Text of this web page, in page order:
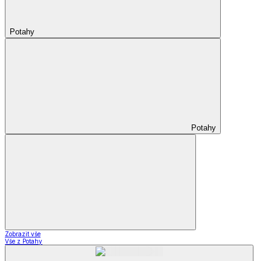
Potahy
Potahy
Zobrazit vše
Vše z Potahy